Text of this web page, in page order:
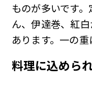
ものが多いです
ん、伊達巻、紅
あります。一の重
料理に込めら